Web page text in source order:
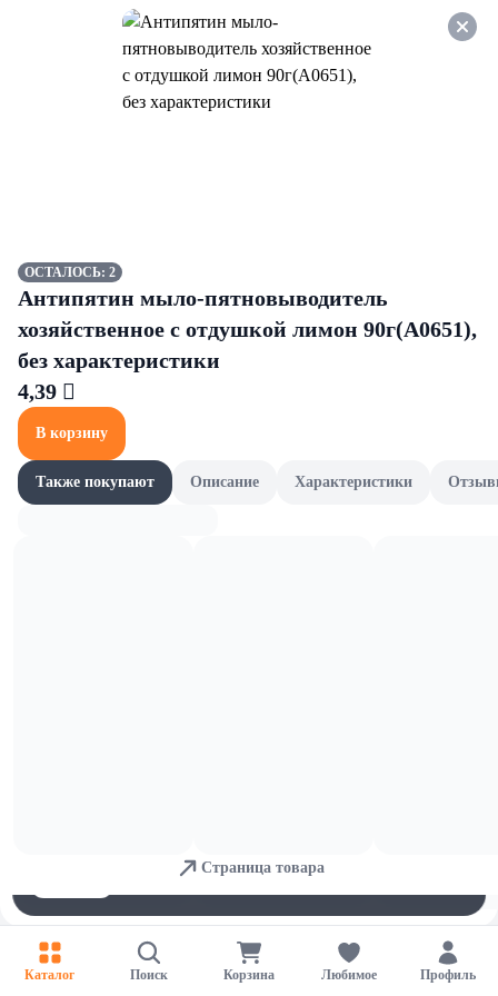
Оформляйте заказ НА
САМОВЫВОЗ и получайте
СКИДКУ 7%
Шоколад и шоколадные изделия
Каталог Поиск Корзина Любимое Профиль
Отказаться Настройки
ОСТАЛОСЬ: 2
Антипятин мыло-пятновыводитель
хозяйственное с отдушкой лимон 90г(А0651),
без характеристики
4,39 
В корзину
Также покупают Описание Характеристики
Страница товара